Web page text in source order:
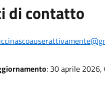
di contatto
: 30 aprile 2026,